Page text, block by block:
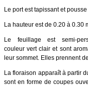
Le port est tapissant et
La hauteur est de 0.20 à 0.30
Le feuillage est semi-
couleur vert clair et sont
leur sommet. Elles prennent
La floraison apparaît à partir
sont en forme de coupes